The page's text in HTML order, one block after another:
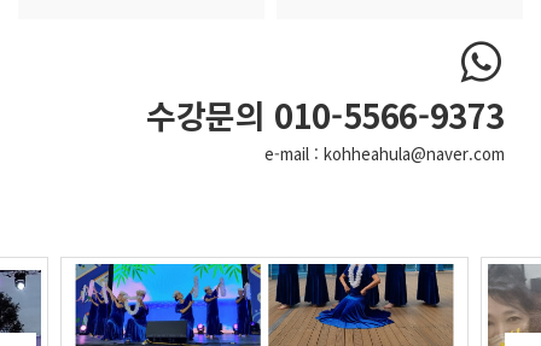
수강문의 010-5566-9373
e-mail : kohheahula@naver.com